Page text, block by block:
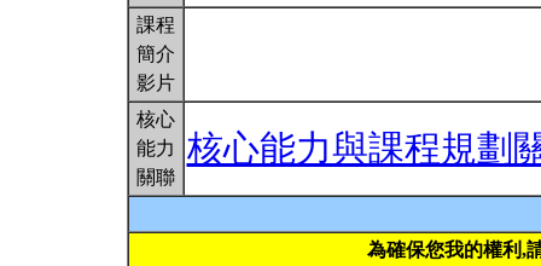
課程
簡介
影片
核心
能力
關聯
核心能力與課程規劃
為確保您我的權利,